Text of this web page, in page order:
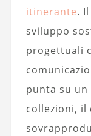
itinerante.
sviluppo
progettuali
punta su
collezioni, il